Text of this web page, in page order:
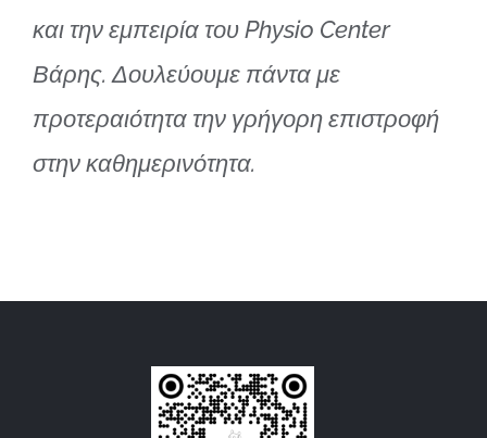
και την εμπειρία του Physio Center
Βάρης. Δουλεύουμε πάντα με
προτεραιότητα την γρήγορη επιστροφή
στην καθημερινότητα.